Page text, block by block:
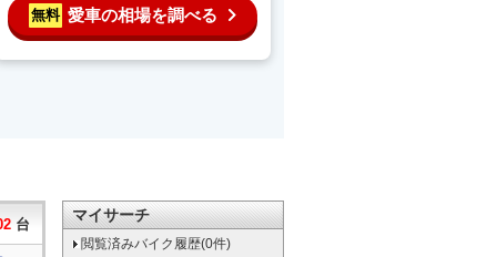
無料 愛車の相場を調べる
台
マイサーチ
閲覧済みバイク履歴(0件)